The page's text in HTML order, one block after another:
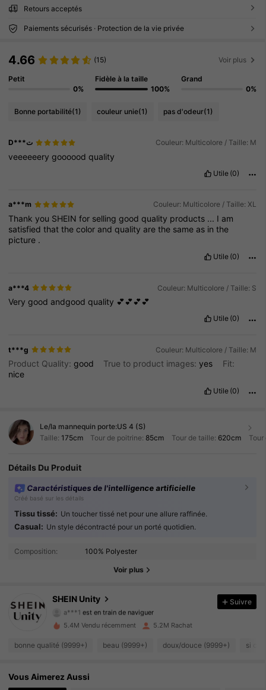
Retours acceptés
Paiements sécurisés · Protection de la vie privée
4.66 (15) Voir plus
Petit
0%
Fidèle à la taille
100%
Grand
0%
Bonne portabilité(1) couleur unie(1) pas d'odeur(1)
D***ت Couleur: Multicolore / Taille: M
veeeeeerygooooodquality
Utile (0)
a***m Couleur: Multicolore / Taille: XL
Thankyou SHEINfor sellinggoodquality products ... I am
satisfiedthatthecolor andquality arethe same as inthe
picture .
Utile (0)
a***4 Couleur: Multicolore / Taille: S
Verygood andgoodquality 💕💕💕💕
Utile (0)
t***g Couleur: Multicolore / Taille: M
Product Quality:good True to product images:yes
Fit:
nice
Utile (0)
Le/la mannequin porte:US 4 (S)
Taille: 175cm Tour de poitrine: 85cm Tour de taille: 620cm
Détails Du Produit
Caractéristiques de l'intelligence artificielle
Créé basé sur les détails
Tissu tissé: Un toucher tissé net pour une allure raffinée.
Casual: Un style décontracté pour un porté quotidien.
Composition: 100% Polyester
Voir plus
SHEIN Unity
a***1 est en train de naviguer
4.89 545K Suiveurs
4.89 545K Suiveurs
Suivre
5.4M Vendu récemment 5.2M Rachat
bonne qualité (9999+) beau (9999+) doux/douce (9999+) si
Vous Aimerez Aussi